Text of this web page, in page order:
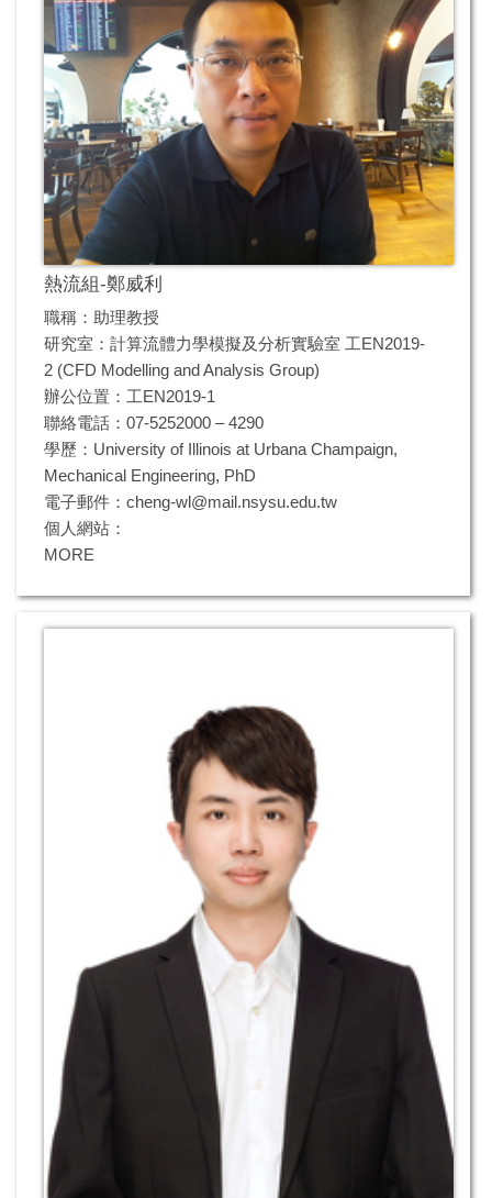
熱流組-鄭威利
職稱：助理教授
研究室：計算流體力學模擬及分析實驗室 工EN2019-
2 (CFD Modelling and Analysis Group)
辦公位置：工EN2019-1
聯絡電話：07-5252000 – 4290
學歷：University of Illinois at Urbana Champaign,
Mechanical Engineering, PhD
電子郵件： cheng-wl@mail.nsysu.edu.tw
個人網站：
MORE